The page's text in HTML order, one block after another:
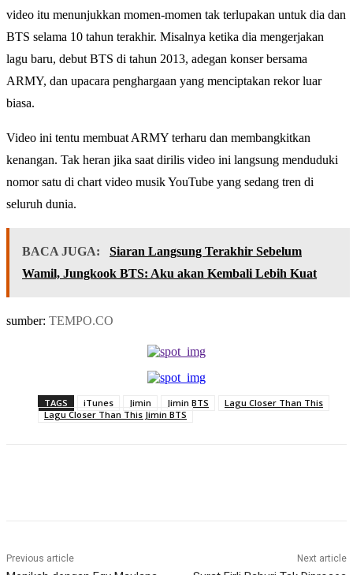
video itu menunjukkan momen-momen tak terlupakan untuk dia dan
BTS selama 10 tahun terakhir. Misalnya ketika dia mengerjakan
lagu baru, debut BTS di tahun 2013, adegan konser bersama
ARMY, dan upacara penghargaan yang menciptakan rekor luar
biasa.
Video ini tentu membuat ARMY terharu dan membangkitkan
kenangan. Tak heran jika saat dirilis video ini langsung menduduki
nomor satu di chart video musik YouTube yang sedang tren di
seluruh dunia.
BACA JUGA:
Siaran Langsung Terakhir Sebelum
Wamil, Jungkook BTS: Aku akan Kembali Lebih Kuat
sumber: TEMPO.CO
TAGS iTunes Jimin Jimin BTS
Lagu Closer Than This
Lagu Closer Than This Jimin BTS
Previous article Next article